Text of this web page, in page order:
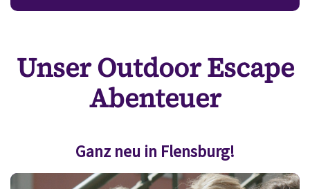
Unser Outdoor Escape
Abenteuer
Ganz neu in Flensburg!